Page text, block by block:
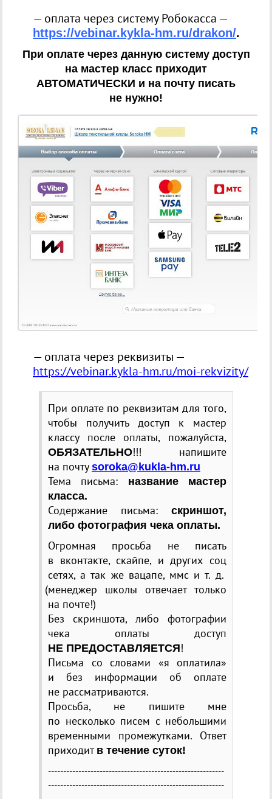
— оплата через систему Робокасса —
https://vebinar.kykla-hm.ru/drakon/.
При оплате через данную систему доступ
на мастер класс приходит
АВТОМАТИЧЕСКИ и на почту писать
не нужно!
— оплата через реквизиты —
https://vebinar.kykla-hm.ru/moi-rekvizity/
При оплате по реквизитам для того,
чтобы получить доступ к мастер
классу после оплаты, пожалуйста,
ОБЯЗАТЕЛЬНО!!! напишите
на почту soroka@kukla-hm.ru
Тема письма:
название мастер
класса.
Содержание письма: скриншот,
либо фотография чека оплаты.
Огромная просьба не писать
в вконтакте, скайпе, и других соц
сетях, а так же вацапе, ммс и т. д.
(менеджер школы отвечает только
на почте!)
Без скриншота, либо фотографии
чека оплаты доступ
НЕ ПРЕДОСТАВЛЯЕТСЯ!
Письма со словами
«я оплатила»
и без информации об оплате
не рассматриваются.
Просьба, не пишите мне
по несколько писем с небольшими
временными промежутками. Ответ
приходит в течение суток!
----------------------------------------------------------
----------------------------------------------------------